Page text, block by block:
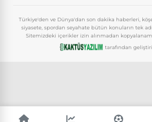
Türkiye'den ve Dünya'dan son dakika haberleri,
siyasete, spordan seyahate bütün konuların tek
Sitemizdeki içerikler izin alınmadan
tarafından